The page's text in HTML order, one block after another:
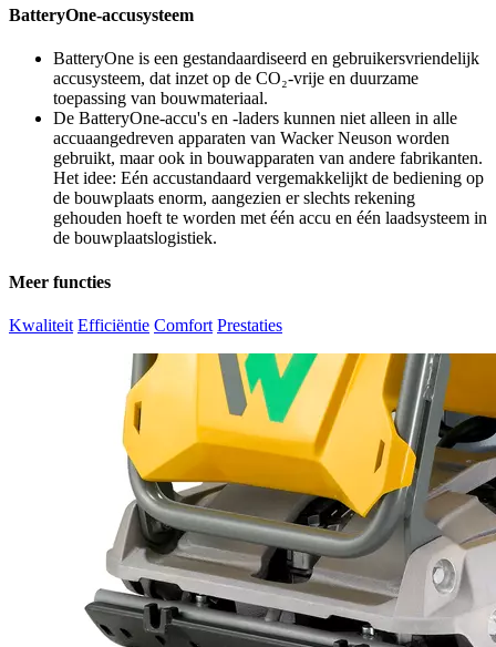
BatteryOne-accusysteem
BatteryOne is een gestandaardiseerd en gebruikersvriendelijk
accusysteem, dat inzet op de CO₂-vrije en duurzame
toepassing van bouwmateriaal.
De BatteryOne-accu's en -laders kunnen niet alleen in alle
accuaangedreven apparaten van Wacker Neuson worden
gebruikt, maar ook in bouwapparaten van andere fabrikanten.
Het idee: Eén accustandaard vergemakkelijkt de bediening op
de bouwplaats enorm, aangezien er slechts rekening
gehouden hoeft te worden met één accu en één laadsysteem in
de bouwplaatslogistiek.
Meer functies
Kwaliteit Efficiëntie Comfort Prestaties